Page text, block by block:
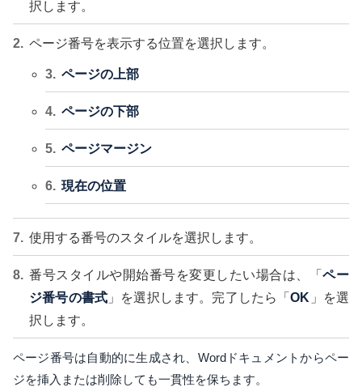
択します。
ページ番号を表示する位置を選択します。
ページの上部
ページの下部
ページマージン
現在の位置
使用する番号のスタイルを選択します。
番号スタイルや開始番号を変更したい場合は、「 ペー
ジ番号の書式 」を選択します。完了したら「OK 」を選
択します。
ページ番号は自動的に生成され、Wordドキュメントからペー
ジを挿入または削除しても一貫性を保ちます。